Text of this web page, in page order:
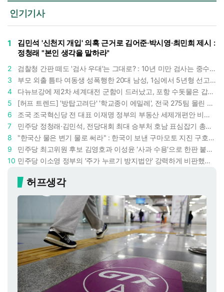
인기기사
1
김민석 '신천지 개입' 의혹 근거로 김어준·박시영·최민희 제시 :
정청래 "본인 생각을 말하라"
2
검찰청 간판 떼도 '검사 우대'는 그대로? : 10년 미만 검사는 중수청 4급 수사관으로 직행한다
3
부모 외출 틈타 여동생 성폭행한 20대 남성, 1심에서 5년형 선고 : 친족 간 '암수범죄'의 심각성
4
다뉴브강에 제2차 세계대전 군함이 드러났고, 포항 수돗물은 갑자기 짜졌다 : 폭염·가뭄이 만든 낯선 풍경
5
[허프 트렌드] '방탑고려단' '학교종이 에밀레', 전국 275팀 몰린 2026년 국립중앙박물관 분장대회 : 숨은 실력자들 나온다
6
조국 조국혁신당 전 대표 이재명 정부의 부동산 세제개편안 비판했다 : '공공주택 대전환' 촉구
7
민주당 정청래·김민석, 전당대회 최대 승부처 호남 표심잡기 총력 : 격차 10%p 안이냐, 밖이냐
8
"한국산 물은 변기 물로 써라" : 한국이 보낸 구마모토 지진 구호품에 한 일본인이 보인 반응
9
민주당 최고위원 후보 김영호과 이성윤 '사과 수용'으로 한판 붙었다 : 난데없이 "검사주의자"
10
민주당 이소영 정부의 '주가 누르기 방지법안' 강력하게 비판했다 : "사실상 적용 대상 없을 법안"
허프생각